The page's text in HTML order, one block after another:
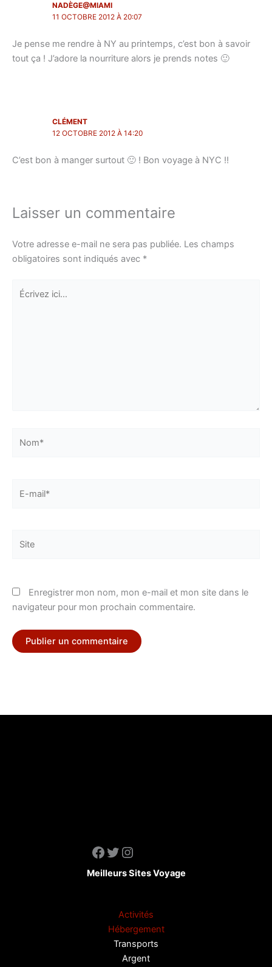
NADÈGE@MIAMI
11 OCTOBRE 2012 À 20:07
Je pense me rendre à NY au printemps, c’est bon à savoir
tout ça ! J’adore la nourriture alors je prends notes 🙂
CLÉMENT
12 OCTOBRE 2012 À 14:20
C’est bon à manger surtout 🙂 ! Bon voyage à NYC !!
Laisser un commentaire
Votre adresse e-mail ne sera pas publiée. Les champs
obligatoires sont indiqués avec *
Écrivez
ici…
mail*
Enregistrer mon nom, mon e-mail et mon site dans le
navigateur pour mon prochain commentaire.
Facebook Twitter Instagram
Meilleurs Sites Voyage
Activités
Hébergement
Transports
Argent